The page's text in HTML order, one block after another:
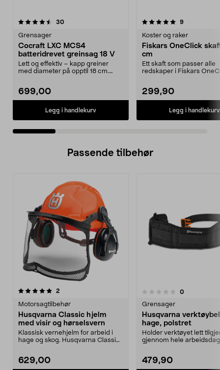
30anmeldelser
Grensager
Cocraft LXC MCS4
batteridrevet greinsag 18 V
Lett og effektiv – kapp greiner
med diameter på opptil 18 cm.
699,00
Legg i handlekurv
5.0 av 5 stjerner 9anmeldelser
Koster og raker
Fiskars OneClick
cm
Ett skaft som passer alle
redskaper i Fiskars
299,90
Legg i handlekurv
4.5 av 5 stjerner
Passende tilbehør
2
Motorsagtilbehør
Husqvarna Classic hjelm
med visir og hørselsvern
Klassisk vernehjelm for arbeid i
hage og skog. Husqvarna Classic
629,00
0.0 av 5 stjerner 0anmeldelser
Grensager
Husqvarna
hage, polstret
Holder verktøyet lett
gjennom hele
479,90